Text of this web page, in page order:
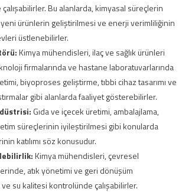
Bu alanlarda, kimyasal süreçlerin
ürünlerin geliştirilmesi ve enerji verimliliğinin
üstlenebilirler.
Kimya mühendisleri, ilaç ve sağlık ürünleri
firmalarında ve hastane laboratuvarlarında
biyoproses geliştirme, tıbbi cihaz tasarımı ve
gibi alanlarda faaliyet gösterebilirler.
Gıda ve içecek üretimi, ambalajlama,
süreçlerinin iyileştirilmesi gibi konularda
katılımı söz konusudur.
Kimya mühendisleri, çevresel
atık yönetimi ve geri dönüşüm
su kalitesi kontrolünde çalışabilirler.